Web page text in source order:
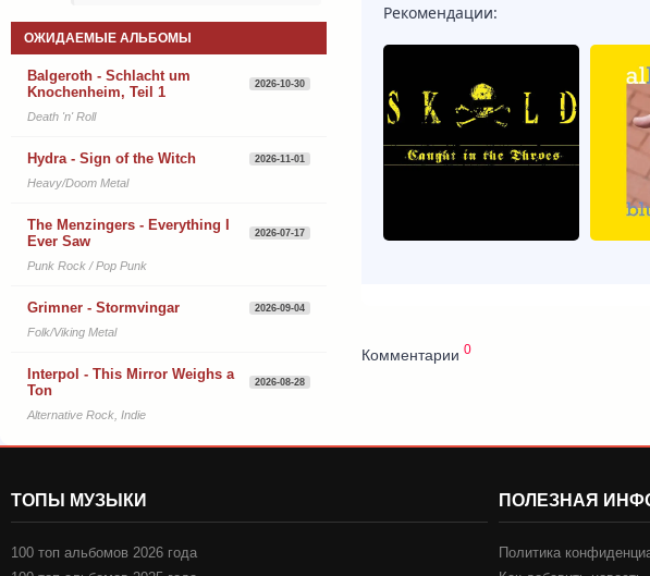
Рекомендации:
Комментарии 0
ОЖИДАЕМЫЕ АЛЬБОМЫ
Balgeroth - Schlacht um
Knochenheim, Teil 1
2026-10-30
Death 'n' Roll
Hydra - Sign of the Witch 2026-11-01
Heavy/Doom Metal
The Menzingers - Everything I
Ever Saw
2026-07-17
Punk Rock / Pop Punk
Grimner - Stormvingar 2026-09-04
Folk/Viking Metal
Interpol - This Mirror Weighs a
Ton
2026-08-28
Alternative Rock, Indie
ТОПЫ МУЗЫКИ
100 топ альбомов 2026 года
ПОЛЕЗНАЯ
Политика